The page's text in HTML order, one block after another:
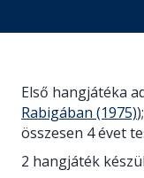
Első hangjátéka
Rabigában (1975)
összesen 4 évet
2 hangjáték